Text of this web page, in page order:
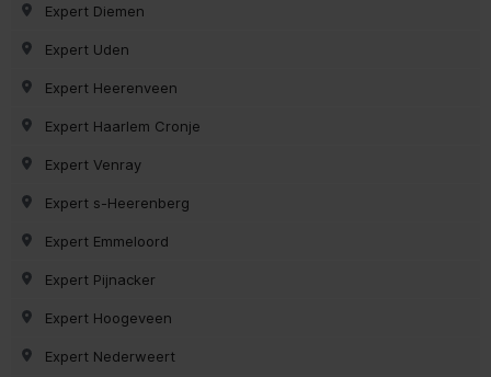
Expert Diemen
Expert Uden
Expert Heerenveen
Expert Haarlem Cronje
Expert Venray
Expert s-Heerenberg
Expert Emmeloord
Expert Pijnacker
Expert Hoogeveen
Expert Nederweert